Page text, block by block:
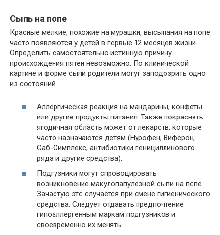
Сыпь на попе
Красные мелкие, похожие на мурашки, высыпания на попе
часто появляются у детей в первые 12 месяцев жизни.
Определить самостоятельно истинную причину
происхождения пятен невозможно. По клинической
картине и форме сыпи родители могут заподозрить одно
из состояний.
Аллергическая реакция на мандарины, конфеты
или другие продукты питания. Также покраснеть
ягодичная область может от лекарств, которые
часто назначаются детям (Нурофен, Виферон,
Саб-Симплекс, антибиотики пенициллинового
ряда и другие средства).
Подгузники могут спровоцировать
возникновение макулопапулезной сыпи на попе.
Зачастую это случается при смене гигиенического
средства. Следует отдавать предпочтение
гипоаллергенным маркам подгузников и
своевременно их менять.